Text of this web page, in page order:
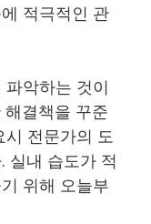
적극적인 관
악하는 것이
결책을 꾸준
전문가의 도
실내 습도가 적
위해 오늘부